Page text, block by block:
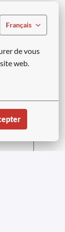
Français
de vous
web.